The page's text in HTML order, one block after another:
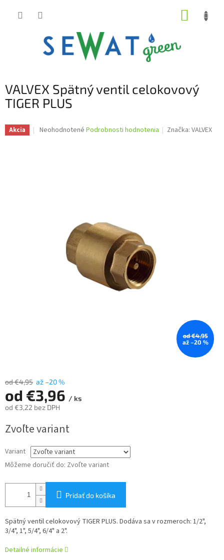
VALVEX Spätný ventil celokovový
TIGER PLUS
Akcia
Priemerné
Neohodnotené Podrobnosti hodnotenia Značka:VALVEX
od €4,95
až –20 %
od €4,95 až –20 %
od €3,96 / ks
od €3,22 bez DPH
cena:
Zvoľte variant
Variant
Môžeme doručiť do: Zvoľte variant
Pridať do košíka
Spätný ventil celokovový TIGER PLUS. Dodáva sa v rozmeroch: 1/2",
3/4", 1", 5/4", 6/4" a 2".
Detailné informácie